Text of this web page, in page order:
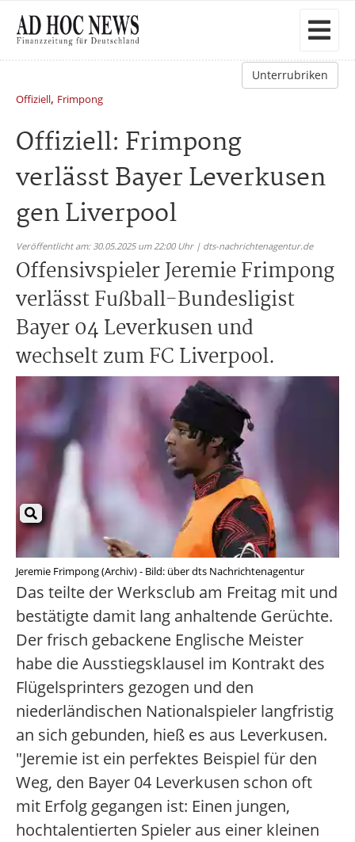
Unterrubriken
Offiziell, Frimpong
Offiziell: Frimpong
verlässt Bayer Leverkusen
gen Liverpool
Veröffentlicht am: 30.05.2025 um 22:00 Uhr | dts-nachrichtenagentur.de
Offensivspieler Jeremie Frimpong
verlässt Fußball-Bundesligist
Bayer 04 Leverkusen und
wechselt zum FC Liverpool.
Jeremie Frimpong (Archiv) - Bild: über dts Nachrichtenagentur
Das teilte der Werksclub am Freitag mit und
bestätigte damit lang anhaltende Gerüchte.
Der frisch gebackene Englische Meister
habe die Ausstiegsklausel im Kontrakt des
Flügelsprinters gezogen und den
niederländischen Nationalspieler langfristig
an sich gebunden, hieß es aus Leverkusen.
"Jeremie ist ein perfektes Beispiel für den
Weg, den Bayer 04 Leverkusen schon oft
mit Erfolg gegangen ist: Einen jungen,
hochtalentierten Spieler aus einer kleinen